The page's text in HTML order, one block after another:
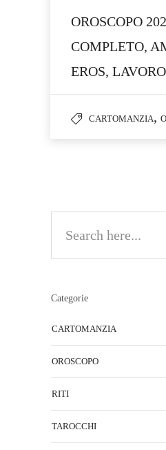
OROSCOPO
COMPLETO,
EROS,
CARTOMANZIA,
Categorie
CARTOMANZIA
OROSCOPO
RITI
TAROCCHI